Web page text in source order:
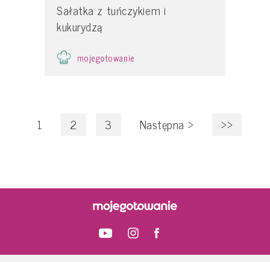
Sałatka z tuńczykiem i
kukurydzą
mojegotowanie
1 2 3 Następna > >>